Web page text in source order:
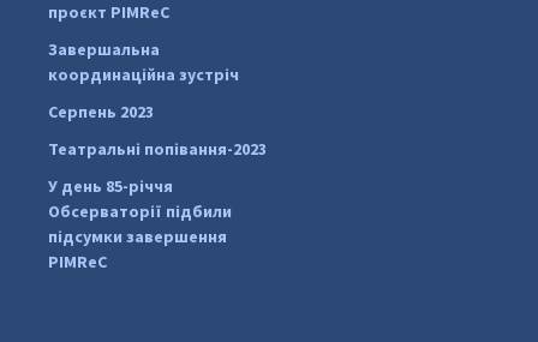
проєкт PIMReC
Завершальна
координаційна зустріч
Серпень 2023
Театральні попівання-2023
У день 85-річчя
Обсерваторії підбили
підсумки завершення
PIMReC